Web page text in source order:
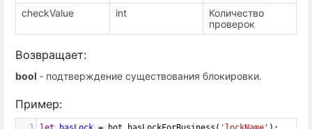
checkValue
int
Количество
проверок
Возвращает:
bool - подтверждение существования блокировки.
Пример: